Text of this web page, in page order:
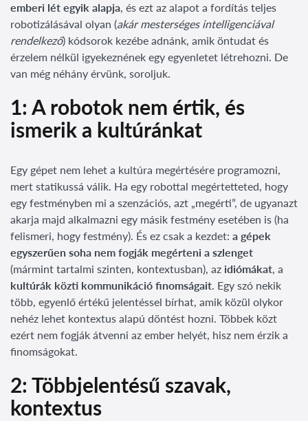
emberi lét egyik alapja, és ezt az alapot a fordítás teljes
robotizálásával olyan (akár mesterséges intelligenciával
rendelkező) kódsorok kezébe adnánk, amik öntudat és
érzelem nélkül igyekeznének egy egyenletet létrehozni. De
van még néhány érvünk, soroljuk.
1: A robotok nem értik, és
ismerik a kultúránkat
Egy gépet nem lehet a kultúra megértésére programozni,
mert statikussá válik. Ha egy robottal megértetteted, hogy
egy festményben mi a szenzációs, azt „megérti”, de ugyanazt
akarja majd alkalmazni egy másik festmény esetében is (ha
felismeri, hogy festmény). És ez csak a kezdet: a gépek
egyszerűen soha nem fogják megérteni a szlenget
(mármint tartalmi szinten, kontextusban), az idiómákat, a
kultúrák közti kommunikáció finomságait. Egy szó nekik
több, egyenlő értékű jelentéssel bírhat, amik közül olykor
nehéz lehet kontextus alapú döntést hozni. Többek közt
ezért nem fogják átvenni az ember helyét, hisz nem érzik a
finomságokat.
2: Többjelentésű szavak,
kontextus